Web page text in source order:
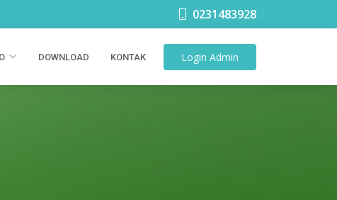
0231483928
DOWNLOAD KONTAK Login Admin